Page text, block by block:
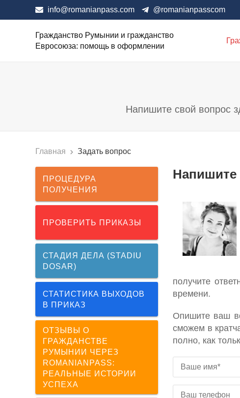
info@romanianpass.com @romanianpasscom
Гражданство Румынии и гражданство
Евросоюза: помощь в оформлении
Напишите свой вопрос
Главная Задать вопрос
Напишите
получите
времени.
Опишите ваш
сможем в
полно, как
ПРОЦЕДУРА
ПОЛУЧЕНИЯ
ПРОВЕРИТЬ ПРИКАЗЫ
СТАДИЯ ДЕЛА (STADIU
DOSAR)
СТАТИСТИКА ВЫХОДОВ
В ПРИКАЗ
ОТЗЫВЫ О
ГРАЖДАНСТВЕ
РУМЫНИИ ЧЕРЕЗ
ROMANIANPASS:
РЕАЛЬНЫЕ ИСТОРИИ
УСПЕХА